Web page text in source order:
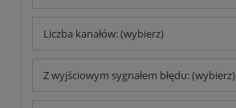
Liczba kanałów: (wybierz)
Z wyjściowym sygnałem błędu: (wybierz)